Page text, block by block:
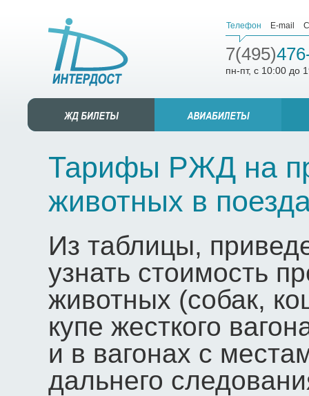
Телефон E-mail
7(495)
пн-пт, с 10:00 до
Тарифы РЖД на
животных в
Из таблицы,
узнать стоимость
животных (собак,
купе жесткого
и в вагонах с
дальнего